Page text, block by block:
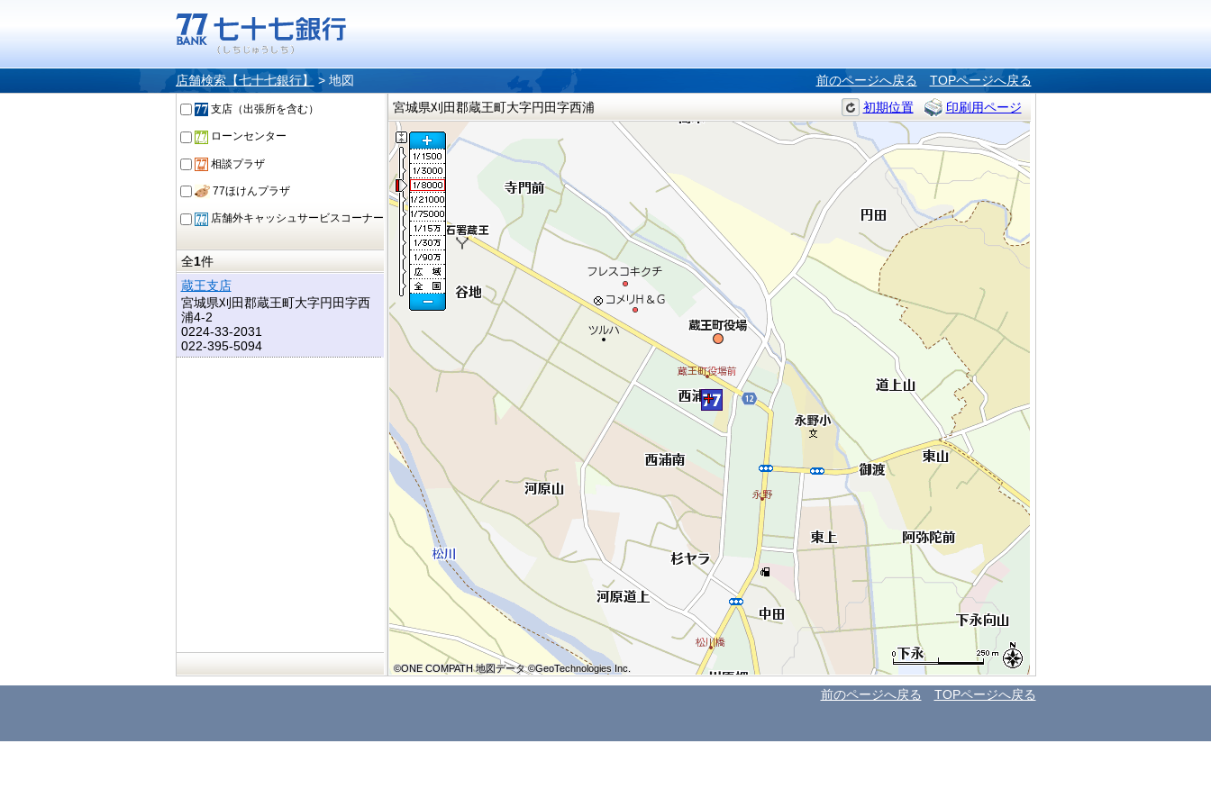
店舗検索【七十七銀行】 > 地図 前のページへ戻る TOPページへ戻る
支店（出張所を含む）
ローンセンター
相談プラザ
77ほけんプラザ
店舗外キャッシュサービスコーナー
全1件
蔵王支店
宮城県刈田郡蔵王町大字円田字西
浦4-2
0224-33-2031
022-395-5094
宮城県刈田郡蔵王町大字円田字西浦 初期位置 印刷用ページ
©ONE COMPATH 地図データ ©GeoTechnologies Inc.
©ONE COMPATH 地図データ ©GeoTechnologies Inc.
©ONE COMPATH 地図データ ©GeoTechnologies Inc.
©ONE COMPATH 地図データ ©GeoTechnologies Inc.
©ONE COMPATH 地図データ ©GeoTechnologies Inc.
©ONE COMPATH 地図データ ©GeoTechnologies Inc.
©ONE COMPATH 地図データ ©GeoTechnologies Inc.
©ONE COMPATH 地図データ ©GeoTechnologies Inc.
©ONE COMPATH 地図データ ©GeoTechnologies Inc.
前のページへ戻る TOPページへ戻る